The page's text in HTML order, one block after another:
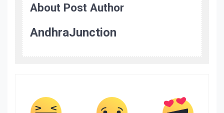
About Post Author
AndhraJunction